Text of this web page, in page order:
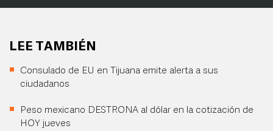
LEE TAMBIÉN
Consulado de EU en Tijuana emite alerta a sus
ciudadanos
Peso mexicano DESTRONA al dólar en la cotización de
HOY jueves